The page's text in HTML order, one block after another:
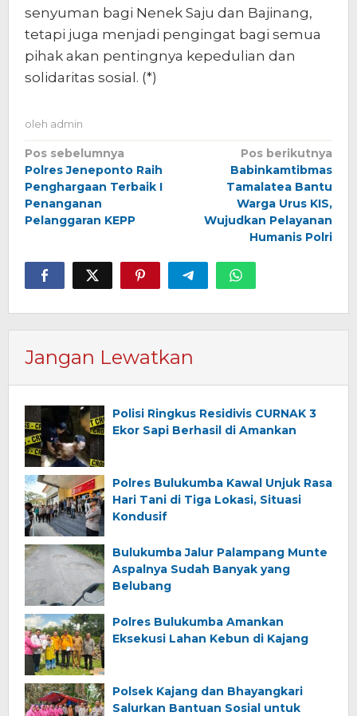
senyuman bagi Nenek Saju dan Bajinang,
tetapi juga menjadi pengingat bagi semua
pihak akan pentingnya kepedulian dan
solidaritas sosial. (*)
oleh admin
Navigasi
pos
Pos sebelumnya
Polres Jeneponto Raih
Penghargaan Terbaik I
Penanganan
Pelanggaran KEPP
Pos berikutnya
Babinkamtibmas
Tamalatea Bantu
Warga Urus KIS,
Wujudkan Pelayanan
Humanis Polri
Jangan Lewatkan
Polisi Ringkus Residivis CURNAK 3
Ekor Sapi Berhasil di Amankan
Polres Bulukumba Kawal Unjuk Rasa
Hari Tani di Tiga Lokasi, Situasi
Kondusif
Bulukumba Jalur Palampang Munte
Aspalnya Sudah Banyak yang
Belubang
Polres Bulukumba Amankan
Eksekusi Lahan Kebun di Kajang
Polsek Kajang dan Bhayangkari
Salurkan Bantuan Sosial untuk